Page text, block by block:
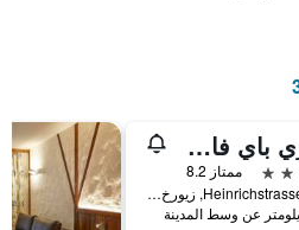
زوري باي فاسبيند
ممتاز 8.2
Heinrichstrasse 254, زيورخ, كانتون زيورخ, سويسرا